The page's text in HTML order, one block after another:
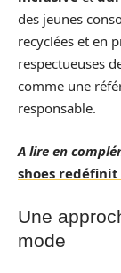
des jeunes
recyclées et en
respectueuses
comme une
responsable.
A lire en
shoes
Une
mode